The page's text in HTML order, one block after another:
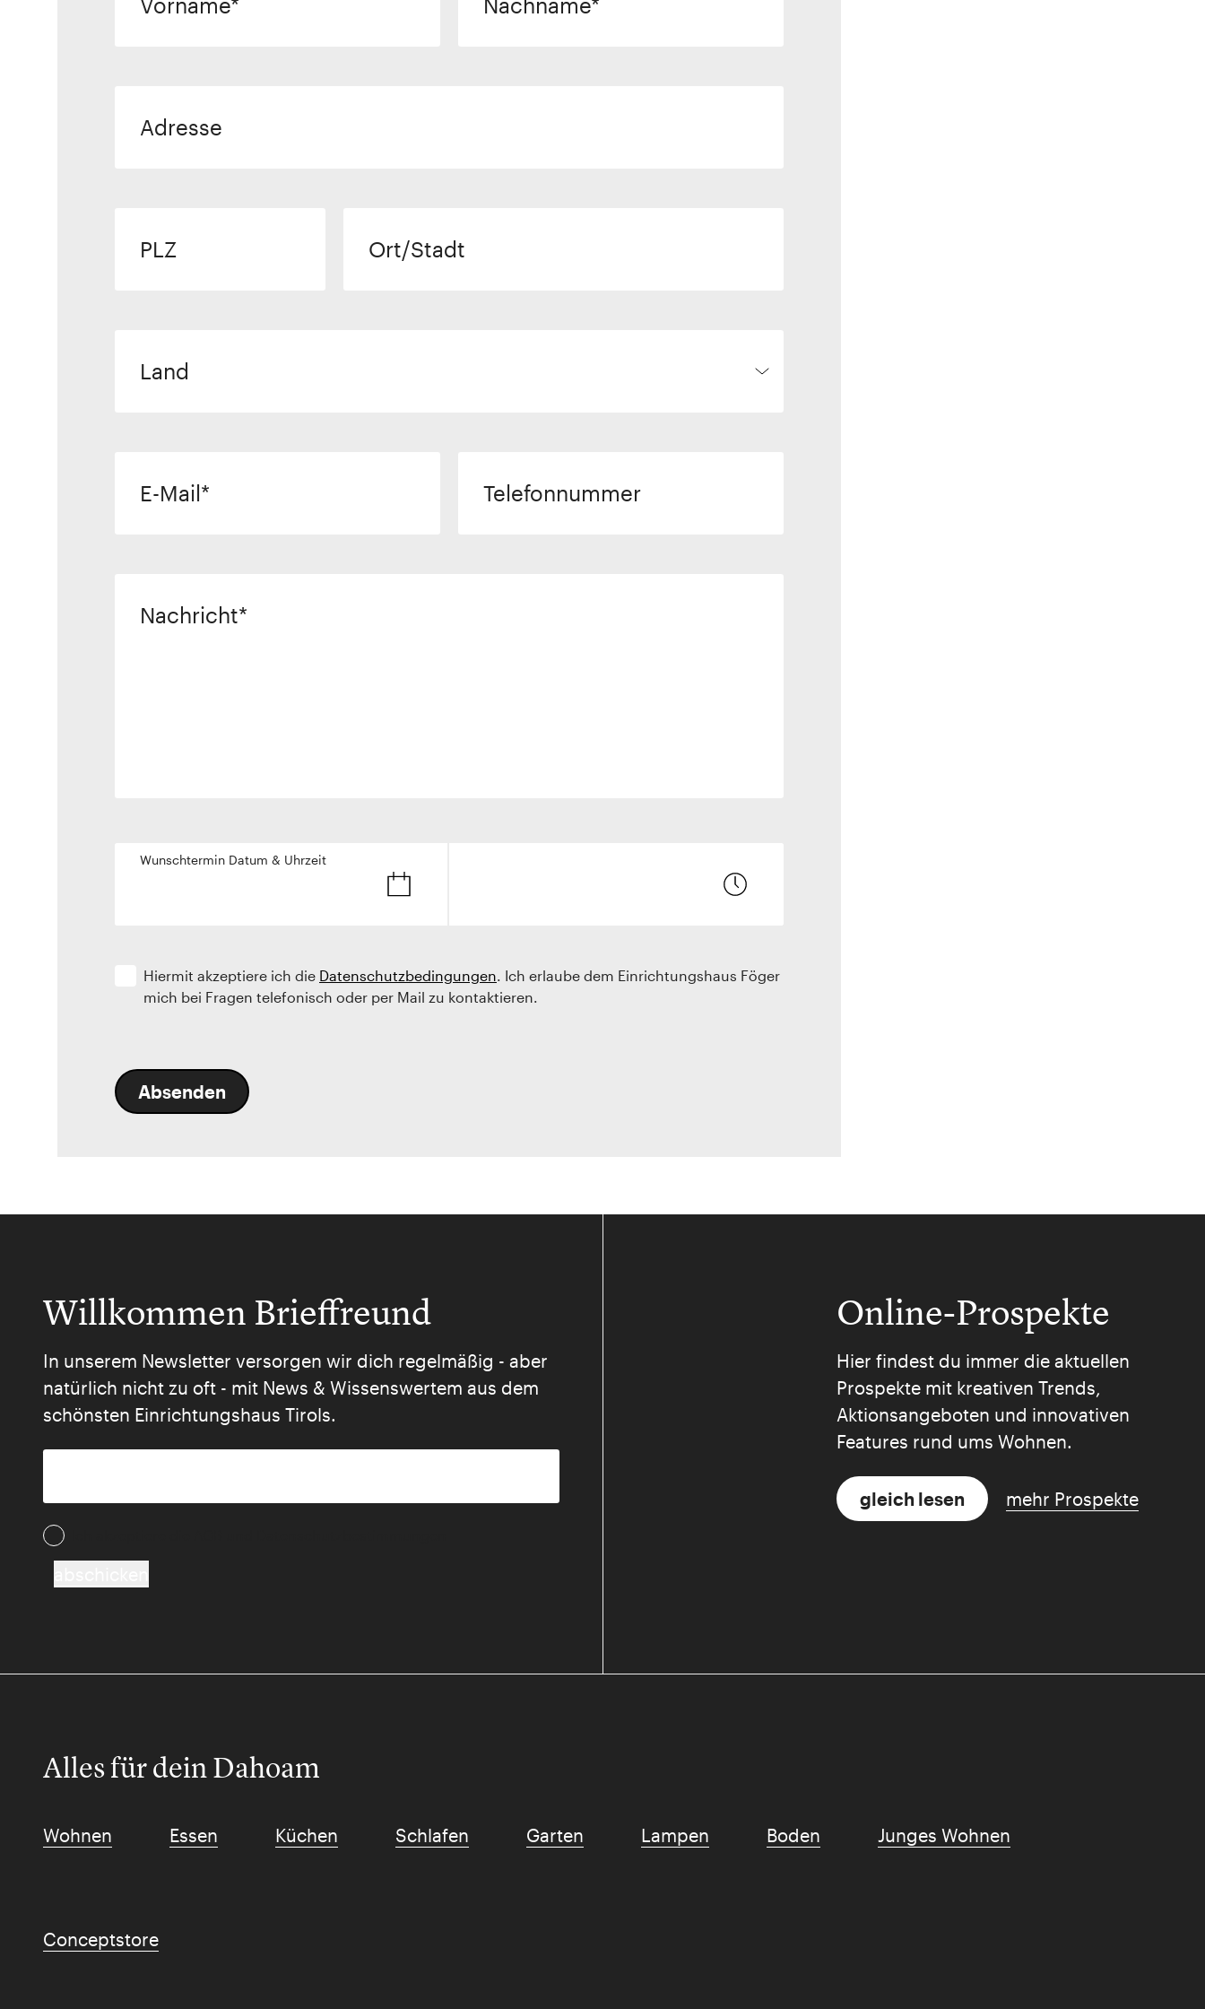
Adresse
PLZ Ort/Stadt
Land
E-Mail Telefonnummer
Nachricht
Wunschtermin Datum & Uhrzeit
Hiermit akzeptiere ich die Datenschutzbedingungen. Ich erlaube dem Einrichtungshaus Föger
mich bei Fragen telefonisch oder per Mail zu kontaktieren.
Absenden
Willkommen Brieffreund
In unserem Newsletter versorgen wir dich regelmäßig - aber
natürlich nicht zu oft - mit News & Wissenswertem aus dem
schönsten Einrichtungshaus Tirols.
Online-Prospekte
Hier findest du immer die aktuellen
Prospekte mit kreativen Trends,
Aktionsangeboten und innovativen
Features rund ums Wohnen.
gleich lesen mehr Prospekte
Alles für dein Dahoam
Wohnen Essen Küchen Schlafen Garten Lampen Boden Junges Wohnen
Conceptstore